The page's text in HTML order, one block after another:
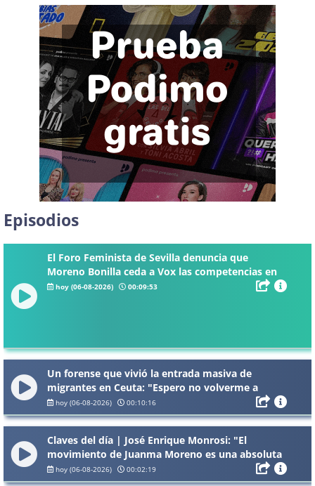
Episodios
El Foro Feminista de Sevilla denuncia que
Moreno Bonilla ceda a Vox las competencias en
violencia machista: "Una irresponsabilidad
hoy (06-08-2026) 00:09:53
Un forense que vivió la entrada masiva de
migrantes en Ceuta: "Espero no volverme a
enfrentar a algo así, son muchas tragedias
humanas"
hoy (06-08-2026) 00:10:16
Claves del día | José Enrique Monrosi: "El
movimiento de Juanma Moreno es una absoluta
irresponsabilidad y una careta"
hoy (06-08-2026) 00:02:19